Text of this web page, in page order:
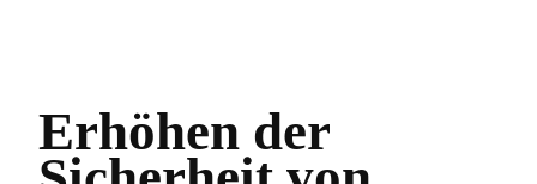
Erhöhen der